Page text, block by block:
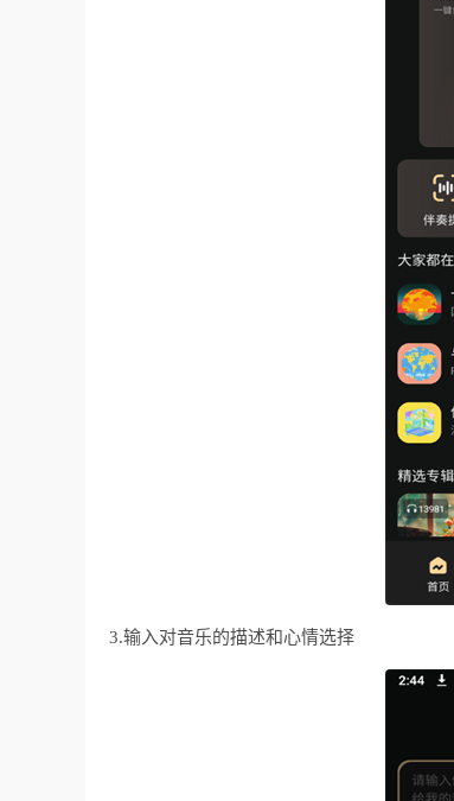
3.输入对音乐的描述和心情选择